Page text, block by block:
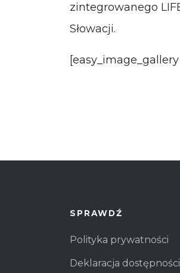
zintegrowanego
Słowacji.
SPRAWDŹ
Polityka prywatności
Deklaracja dostępności